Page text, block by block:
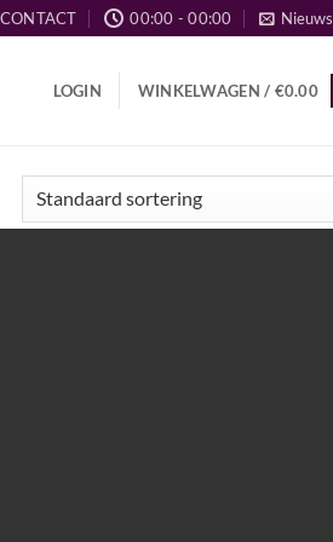
CONTACT 00:00 - 00:00
LOGIN WINKELWAGEN / €0.00